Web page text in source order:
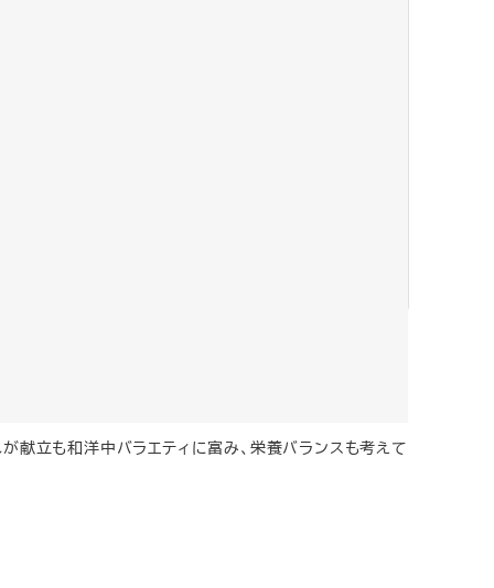
献立も和洋中バラエティに富み、栄養バランスも考えて